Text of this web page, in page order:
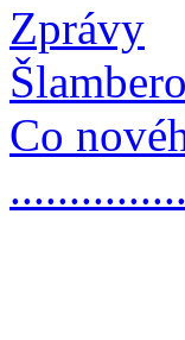
Zprávy
Co